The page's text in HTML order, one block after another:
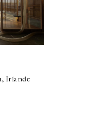
Irlande